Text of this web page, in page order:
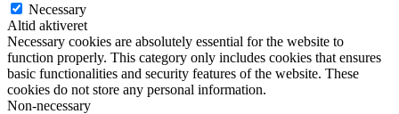
Necessary
Altid aktiveret
Necessary cookies are absolutely essential for the website to
function properly. This category only includes cookies that ensures
basic functionalities and security features of the website. These
cookies do not store any personal information.
Non-necessary